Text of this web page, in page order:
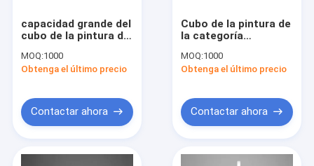
capacidad grande del
cubo de la pintura del
del escape 20L con el
SGS
MOQ:1000
Obtenga el último precio
Contactar ahora
Cubo de la pintura de
la categoría
impresión blanca de
la pantalla de 5
MOQ:1000
Obtenga el último precio
Contactar ahora